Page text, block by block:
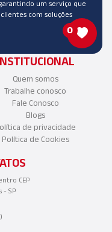
um serviço que
com soluções
Quem somos
Trabalhe conosco
Fale Conosco
Blogs
de privacidade
Política de Cookies
CEP
- SP
0